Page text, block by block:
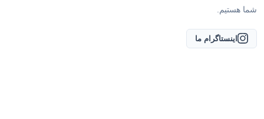
شما هستیم.
اینستاگرام ما